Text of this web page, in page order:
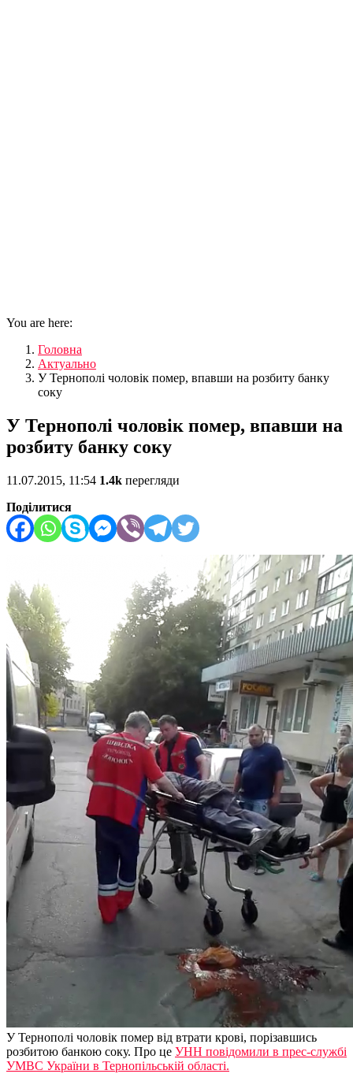
You are here:
Головна
Актуально
У Тернополі чоловік помер, впавши на розбиту банку
соку
У Тернополі чоловік помер, впавши на
розбиту банку соку
11.07.2015, 11:54 1.4k перегляди
Поділитися
У Тернополі чоловік помер від втрати крові, порізавшись
розбитою банкою соку. Про це УНН повідомили в прес-службі
УМВС України в Тернопільській області.